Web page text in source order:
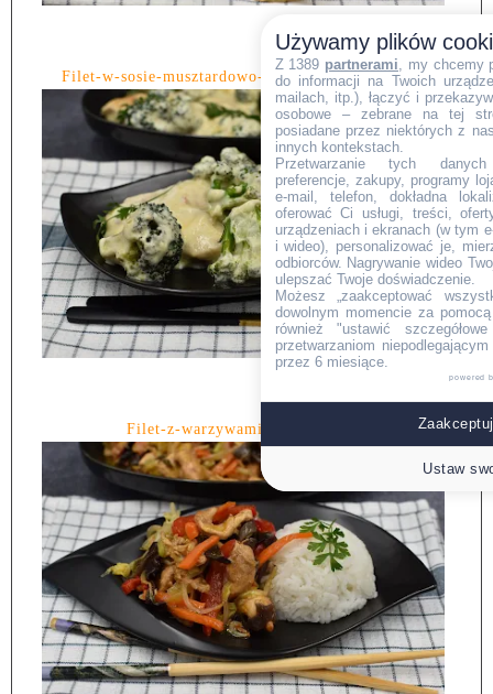
Filet-w-sosie-musztardowo-miodowym-z-brokułem
Filet-z-warzywami-po-azjatycku.
Używamy plików
Z 1389 partnerami , my chcemy
do informacji na Twoich
mailach, itp.), łączyć i
osobowe – zebrane na tej
posiadane przez niektórych z
innych kontekstach.
Przetwarzanie tych danych
preferencje, zakupy, programy
e-mail, telefon, dokładna
oferować Ci usługi, treści,
urządzeniach i ekranach (w tym
i wideo), personalizować je,
odbiorców. Nagrywanie wideo
ulepszać Twoje doświadczenie.
Możesz „zaakceptować
dowolnym momencie za
również "ustawić
przetwarzaniom
przez 6 miesiące.
powered
Ustaw